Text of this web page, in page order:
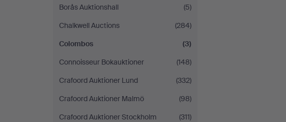
Borås Auktionshall
(5)
Chalkwell Auctions
(284)
Colombos
(3)
Connoisseur Bokauktioner
(148)
Crafoord Auktioner Lund
(332)
Crafoord Auktioner Malmö
(98)
Crafoord Auktioner Stockholm
(311)